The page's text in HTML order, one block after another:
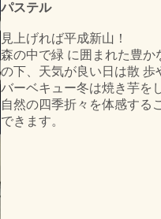
パステル
見上げれば平成新山！
森の中で緑 に囲まれた豊か
の下、天気が良い日は散 歩
バーベキュー冬は焼き芋を
自然の四季折々を体感する
できます。